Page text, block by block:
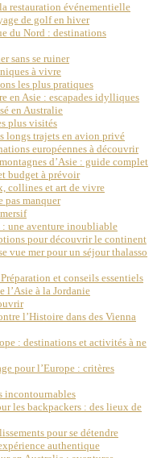
restauration événementielle
de golf en hiver
du Nord : destinations
sans se ruiner
à vivre
les plus pratiques
en Asie : escapades idylliques
en Australie
plus visités
longs trajets en avion privé
européennes à découvrir
d’Asie : guide complet
budget à prévoir
collines et art de vivre
pas manquer
une aventure inoubliable
pour découvrir le continent
vue mer pour un séjour thalasso
et conseils essentiels
l’Asie à la Jordanie
l’Histoire dans des Vienna
: destinations et activités à ne
pour l’Europe : critères
incontournables
les backpackers : des lieux de
pour se détendre
authentique